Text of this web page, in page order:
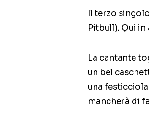
Il terzo
Pitbull). Qui
La cantante
un bel
una
mancherà di